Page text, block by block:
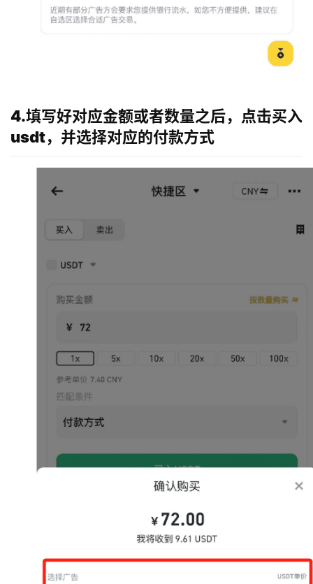
4.填写好对应金额或者数量之后，点击买入
usdt，并选择对应的付款方式